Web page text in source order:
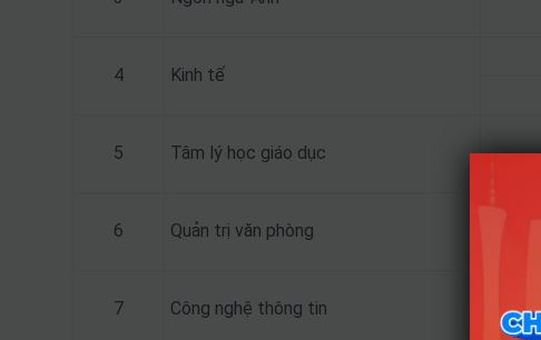
4 Kinh tế
5 Tâm lý học giáo dục
6 Quản trị văn phòng
7 Công nghệ thông tin